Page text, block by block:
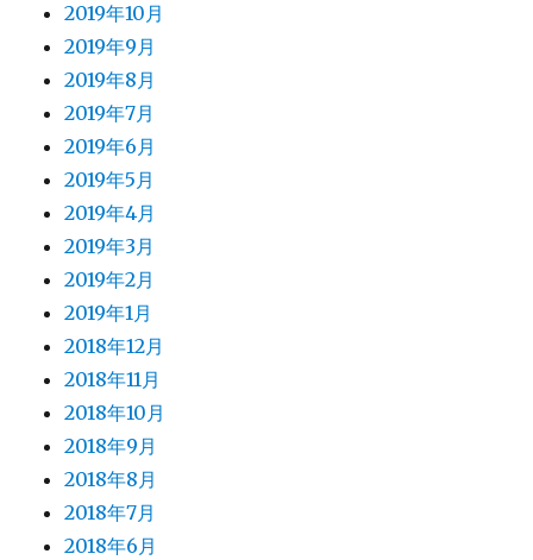
2019年10月
2019年9月
2019年8月
2019年7月
2019年6月
2019年5月
2019年4月
2019年3月
2019年2月
2019年1月
2018年12月
2018年11月
2018年10月
2018年9月
2018年8月
2018年7月
2018年6月